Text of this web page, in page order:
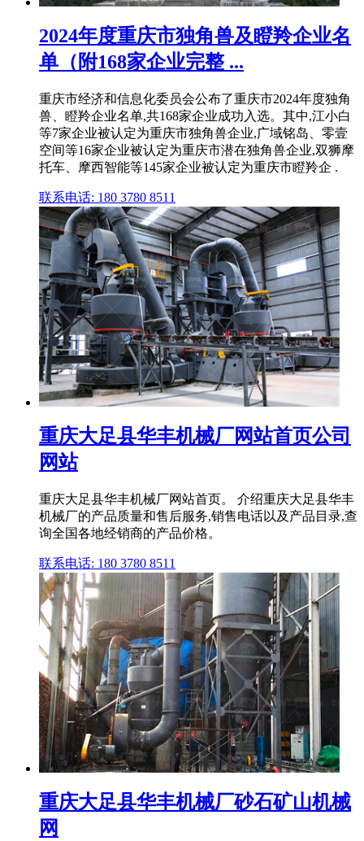
2024年度重庆市独角兽及瞪羚企业名
单（附168家企业完整 ...
重庆市经济和信息化委员会公布了重庆市2024年度独角
兽、瞪羚企业名单,共168家企业成功入选。其中,江小白
等7家企业被认定为重庆市独角兽企业,广域铭岛、零壹
空间等16家企业被认定为重庆市潜在独角兽企业,双狮摩
托车、摩西智能等145家企业被认定为重庆市瞪羚企 .
联系电话: 180 3780 8511
重庆大足县华丰机械厂网站首页公司
网站
重庆大足县华丰机械厂网站首页。 介绍重庆大足县华丰
机械厂的产品质量和售后服务,销售电话以及产品目录,查
询全国各地经销商的产品价格。
联系电话: 180 3780 8511
重庆大足县华丰机械厂砂石矿山机械
网